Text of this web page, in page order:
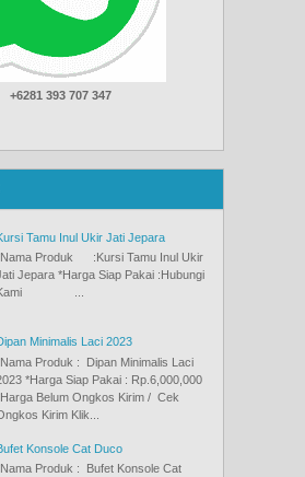
+6281 393 707 347
Tamu Inul Ukir Jati Jepara
Produk :Kursi Tamu Inul Ukir
Jepara *Harga Siap Pakai :Hubungi
...
Minimalis Laci 2023
Produk : Dipan Minimalis Laci
*Harga Siap Pakai : Rp.6,000,000
Belum Ongkos Kirim / Cek
Kirim Klik...
Konsole Cat Duco
Produk : Bufet Konsole Cat